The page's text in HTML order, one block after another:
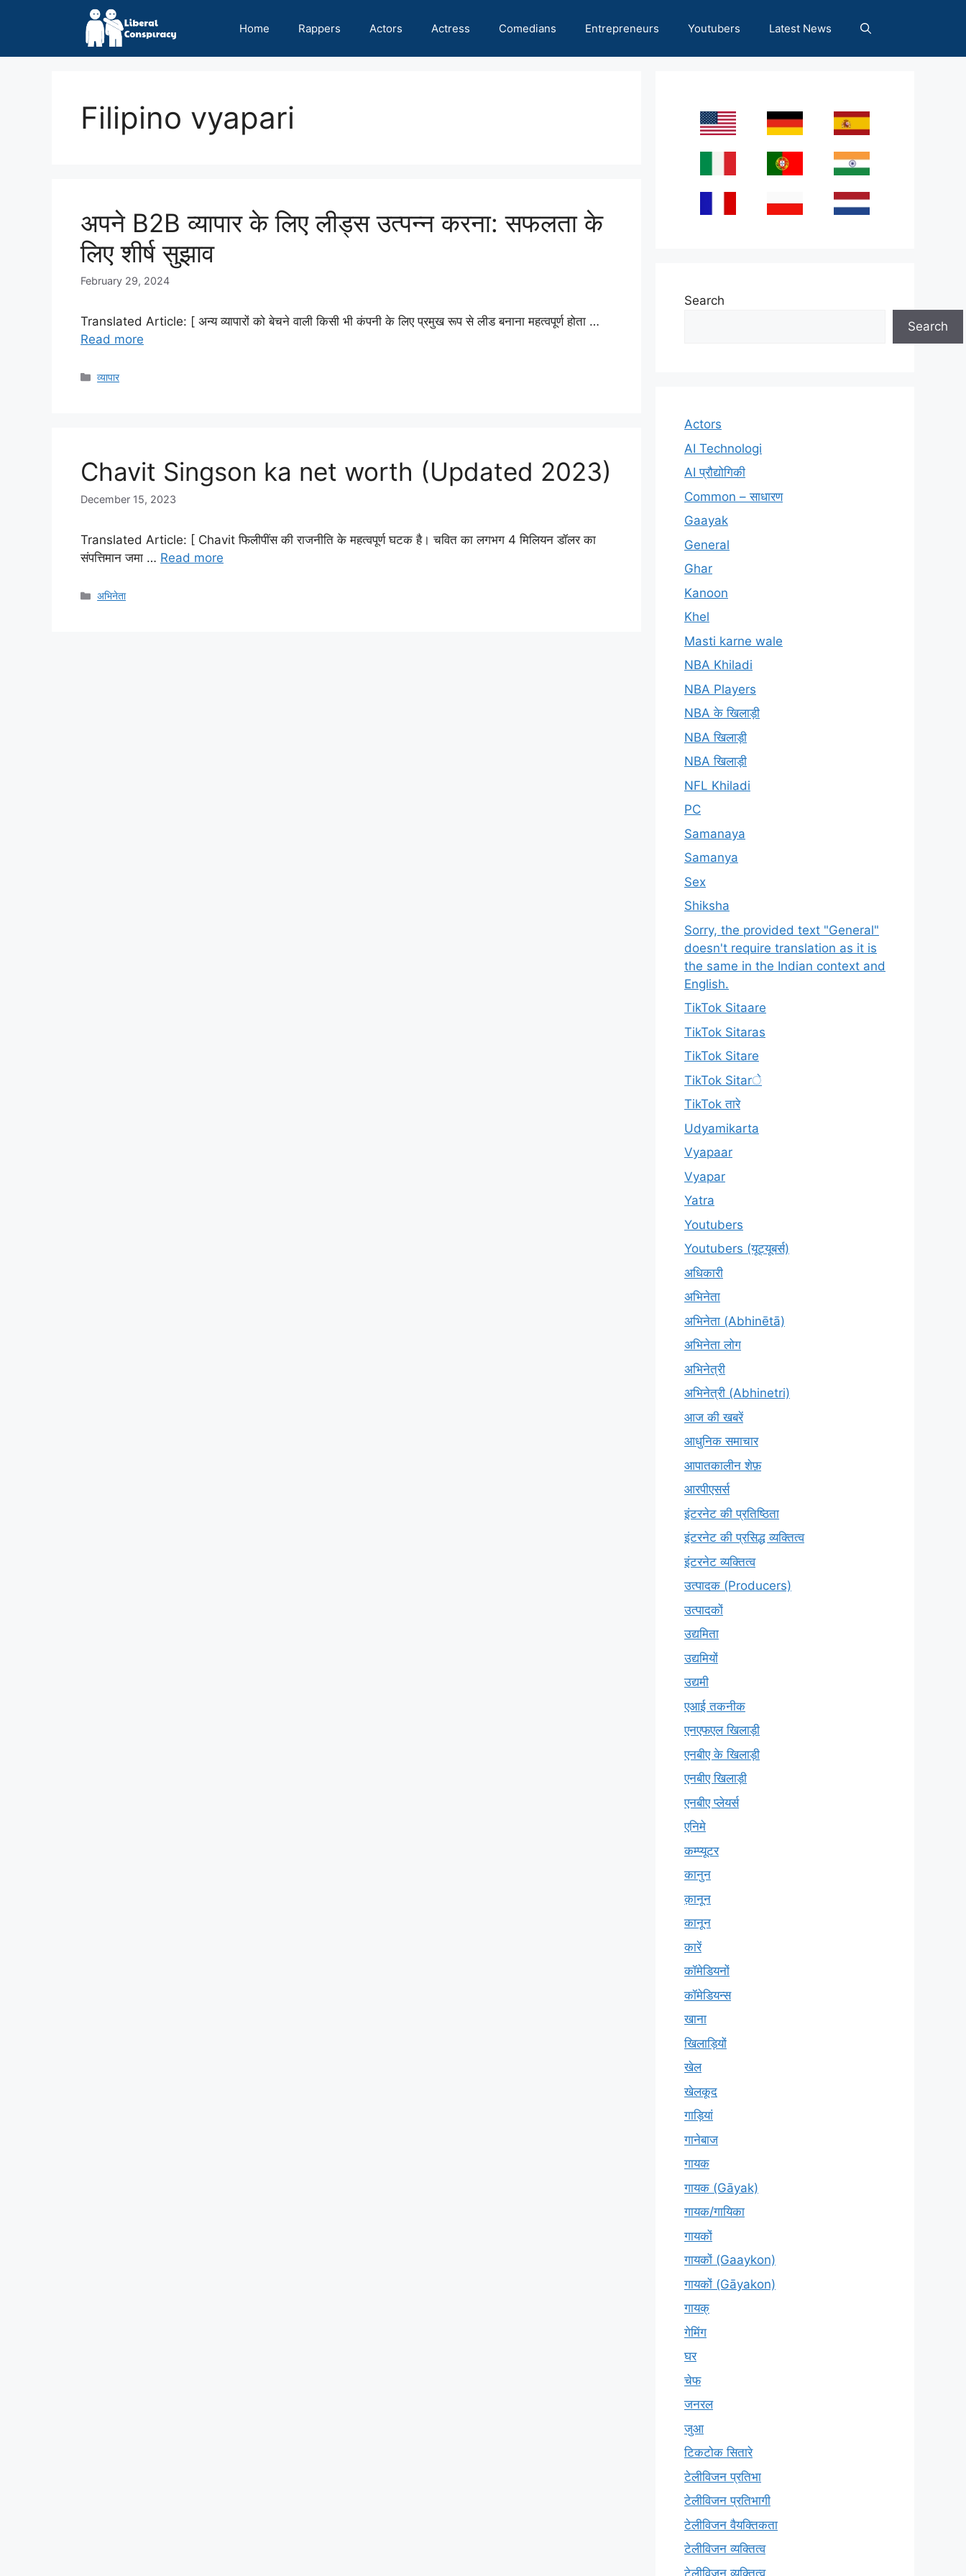
Home Rappers Actors Actress Comedians Entrepreneurs Youtubers Latest News
Filipino vyapari
अपने B2B व्यापार के लिए लीड्स उत्पन्न करना: सफलता के
लिए शीर्ष सुझाव
February 29, 2024
Translated Article: [ अन्य व्यापारों को बेचने वाली किसी भी कंपनी के लिए प्रमुख रूप से लीड बनाना महत्वपूर्ण होता …
Read more
Categories
व्यापार
Chavit Singson ka net worth (Updated 2023)
December 15, 2023
Translated Article: [ Chavit फिलीपींस की राजनीति के महत्वपूर्ण घटक है। चवित का लगभग 4 मिलियन डॉलर का
संपत्तिमान जमा … Read more
Categories
अभिनेता
Search
Search
Actors
AI Technologi
AI प्रौद्योगिकी
Common – साधारण
Gaayak
General
Ghar
Kanoon
Khel
Masti karne wale
NBA Khiladi
NBA Players
NBA के खिलाड़ी
NBA खिलाड़ी
NBA खिलाड़ी
NFL Khiladi
PC
Samanaya
Samanya
Sex
Shiksha
Sorry, the provided text "General"
doesn't require translation as it is
the same in the Indian context and
English.
TikTok Sitaare
TikTok Sitaras
TikTok Sitare
TikTok Sitarे
TikTok तारे
Udyamikarta
Vyapaar
Vyapar
Yatra
Youtubers
Youtubers (यूट्यूबर्स)
अधिकारी
अभिनेता
अभिनेता (Abhinētā)
अभिनेता लोग
अभिनेत्री
अभिनेत्री (Abhinetri)
आज की खबरें
आधुनिक समाचार
आपातकालीन शेफ़
आरपीएसर्स
इंटरनेट की प्रतिष्ठिता
इंटरनेट की प्रसिद्ध व्यक्तित्व
इंटरनेट व्यक्तित्व
उत्पादक (Producers)
उत्पादकों
उद्यमिता
उद्यमियों
उद्यमी
एआई तकनीक
एनएफएल खिलाड़ी
एनबीए के खिलाड़ी
एनबीए खिलाड़ी
एनबीए प्लेयर्स
एनिमे
कम्प्यूटर
कानुन
क़ानून
कानून
कारें
कॉमेडियनों
कॉमेडियन्स
खाना
खिलाड़ियों
खेल
खेलकूद
गाड़ियां
गानेबाज
गायक
गायक (Gāyak)
गायक/गायिका
गायकों
गायकों (Gaaykon)
गायकों (Gāyakon)
गायक्
गेमिंग
घर
चेफ
जनरल
जुआ
टिकटोक सितारे
टेलीविजन प्रतिभा
टेलीविजन प्रतिभागी
टेलीविजन वैयक्तिकता
टेलीविजन व्यक्तित्व
टेलीविज़न व्यक्तित्व